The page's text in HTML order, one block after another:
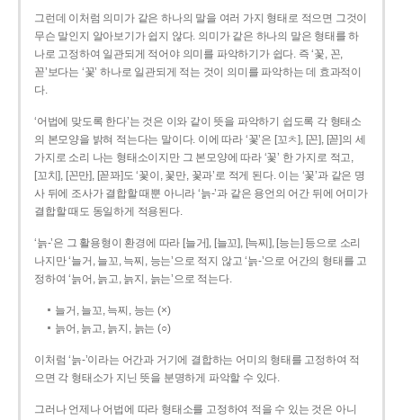
그런데 이처럼 의미가 같은 하나의 말을 여러 가지 형태로 적으면 그것이
무슨 말인지 알아보기가 쉽지 않다. 의미가 같은 하나의 말은 형태를 하
나로 고정하여 일관되게 적어야 의미를 파악하기가 쉽다. 즉 ‘꽃, 꼰,
꼳’보다는 ‘꽃’ 하나로 일관되게 적는 것이 의미를 파악하는 데 효과적이
다.
‘어법에 맞도록 한다’는 것은 이와 같이 뜻을 파악하기 쉽도록 각 형태소
의 본모양을 밝혀 적는다는 말이다. 이에 따라 ‘꽃’은 [꼬ㅊ], [꼰], [꼳]의 세
가지로 소리 나는 형태소이지만 그 본모양에 따라 ‘꽃’ 한 가지로 적고,
[꼬치], [꼰만], [꼳꽈]도 ‘꽃이, 꽃만, 꽃과’로 적게 된다. 이는 ‘꽃’과 같은 명
사 뒤에 조사가 결합할 때뿐 아니라 ‘늙-’과 같은 용언의 어간 뒤에 어미가
결합할 때도 동일하게 적용된다.
‘늙-’은 그 활용형이 환경에 따라 [늘거], [늘꼬], [늑찌], [능는] 등으로 소리
나지만 ‘늘거, 늘꼬, 늑찌, 능는’으로 적지 않고 ‘늙-’으로 어간의 형태를 고
정하여 ‘늙어, 늙고, 늙지, 늙는’으로 적는다.
늘거, 늘꼬, 늑찌, 능는 (×)
늙어, 늙고, 늙지, 늙는 (○)
이처럼 ‘늙-­’이라는 어간과 거기에 결합하는 어미의 형태를 고정하여 적
으면 각 형태소가 지닌 뜻을 분명하게 파악할 수 있다.
그러나 언제나 어법에 따라 형태소를 고정하여 적을 수 있는 것은 아니